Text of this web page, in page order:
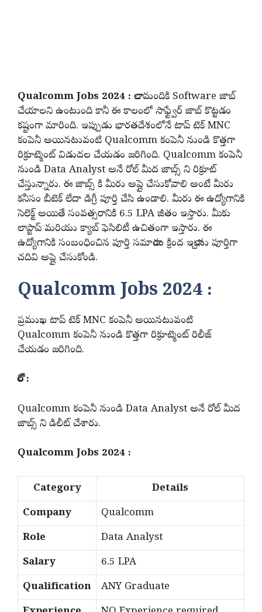
Qualcomm Jobs 2024 : చాలామందికి Software జాబ్
చేయాలని ఉంటుంది కానీ ఈ కాలంలో సాఫ్ట్వేర్ జాబ్ కొట్టడం
కష్టంగా మారింది. ఇప్పుడు భారతదేశంలోనే టాప్ టెక్ MNC
కంపెనీ అయినటువంటి Qualcomm కంపెనీ నుండి కొత్తగా
రిక్రూట్మెంట్ విడుదల చేయడం జరిగింది. Qualcomm కంపెనీ
నుండి Data Analyst అనే రోల్ మీద జాబ్స్ ని రిక్రూట్
చేస్తున్నారు. ఈ జాబ్స్ కి మీరు అప్లై చేసుకోవాలి అంటే మీరు
కనీసం బీటెక్ లేదా డిగ్రీ పూర్తి చేసి ఉండాలి. మీరు ఈ ఉద్యోగానికి
సెలెక్ట్ అయితే సంవత్సరానికి 6.5 LPA జీతం ఇస్తారు. మీకు
లాప్టాప్ మరియు క్యాబ్ ఫెసిలిటీ ఉచితంగా ఇస్తారు. ఈ
ఉద్యోగానికి సంబంధించిన పూర్తి సమాచారం క్రింద ఇచ్చాను పూర్తిగా
చదివి అప్లై చేసుకోండి.
Qualcomm Jobs 2024 :
ప్రముఖ టాప్ టెక్ MNC కంపెనీ అయినటువంటి
Qualcomm కంపెనీ నుండి కొత్తగా రిక్రూట్మెంట్ రిలీజ్
చేయడం జరిగింది.
రోల్ :
Qualcomm కంపెనీ నుండి Data Analyst అనే రోల్ మీద
జాబ్స్ ని డిలీట్ చేశారు.
Qualcomm Jobs 2024 :
Category
Details
Company
Qualcomm
Role
Data Analyst
Salary
6.5 LPA
Qualification
ANY Graduate